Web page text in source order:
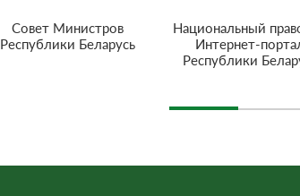
Совет Министров
Республики Беларусь
Национальный
Интернет-
Республики